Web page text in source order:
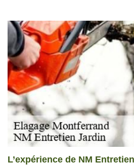
L’expérience de NM